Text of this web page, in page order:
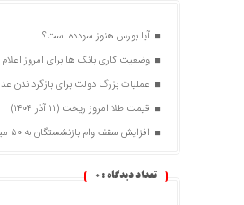
آیا بورس هنوز سودده است؟
وضعیت کاری بانک ها برای امروز اعلام شد
عملیات بزرگ دولت برای بازگرداندن
قیمت طلا امروز ریخت (۱۱ آذر ۱۴۰۴)
افزایش سقف وام بازنشستگان به ۵۰ میلیون؛ شرایط دریافت اعلام شد
تعداد دیدگاه : 0